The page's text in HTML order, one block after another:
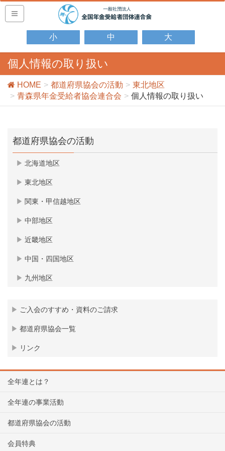
小 中 大
個人情報の取り扱い
HOME 都道府県協会の活動
東北地区
青森県年金受給者協会連合会
個人情報の取り扱い
都道府県協会の活動
北海道地区
東北地区
関東・甲信越地区
中部地区
近畿地区
中国・四国地区
九州地区
ご入会のすすめ・資料のご請求
都道府県協会一覧
リンク
全年連とは？
全年連の事業活動
都道府県協会の活動
会員特典